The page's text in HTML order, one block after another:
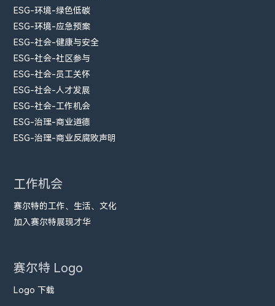
ESG-环境-绿色低碳
ESG-环境-应急预案
ESG-社会-健康与安全
ESG-社会-社区参与
ESG-社会-员工关怀
ESG-社会-人才发展
ESG-社会-工作机会
ESG-治理-商业道德
ESG-治理-商业反腐败声明
工作机会
赛尔特的工作、生活、文化
加入赛尔特展现才华
赛尔特 Logo
Logo 下载